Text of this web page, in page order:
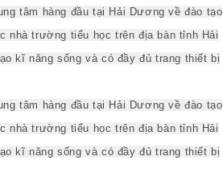
tâm hàng đầu tại Hải Dương về đào tạo
nhà trường tiểu học trên địa bàn tỉnh Hải
kĩ năng sống và có đầy đủ trang thiết bị
tâm hàng đầu tại Hải Dương về đào tạo
nhà trường tiểu học trên địa bàn tỉnh Hải
kĩ năng sống và có đầy đủ trang thiết bị